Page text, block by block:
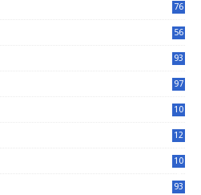
76
56
93
97
10
12
10
93